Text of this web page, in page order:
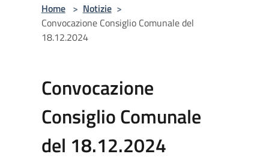
Home > Notizie >
Convocazione Consiglio Comunale del
18.12.2024
Convocazione
Consiglio Comunale
del 18.12.2024